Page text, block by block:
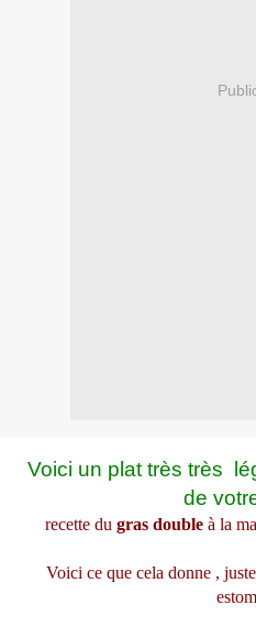
Voici un plat très très
de
recette du gras double à la
Voici ce que cela donne ,